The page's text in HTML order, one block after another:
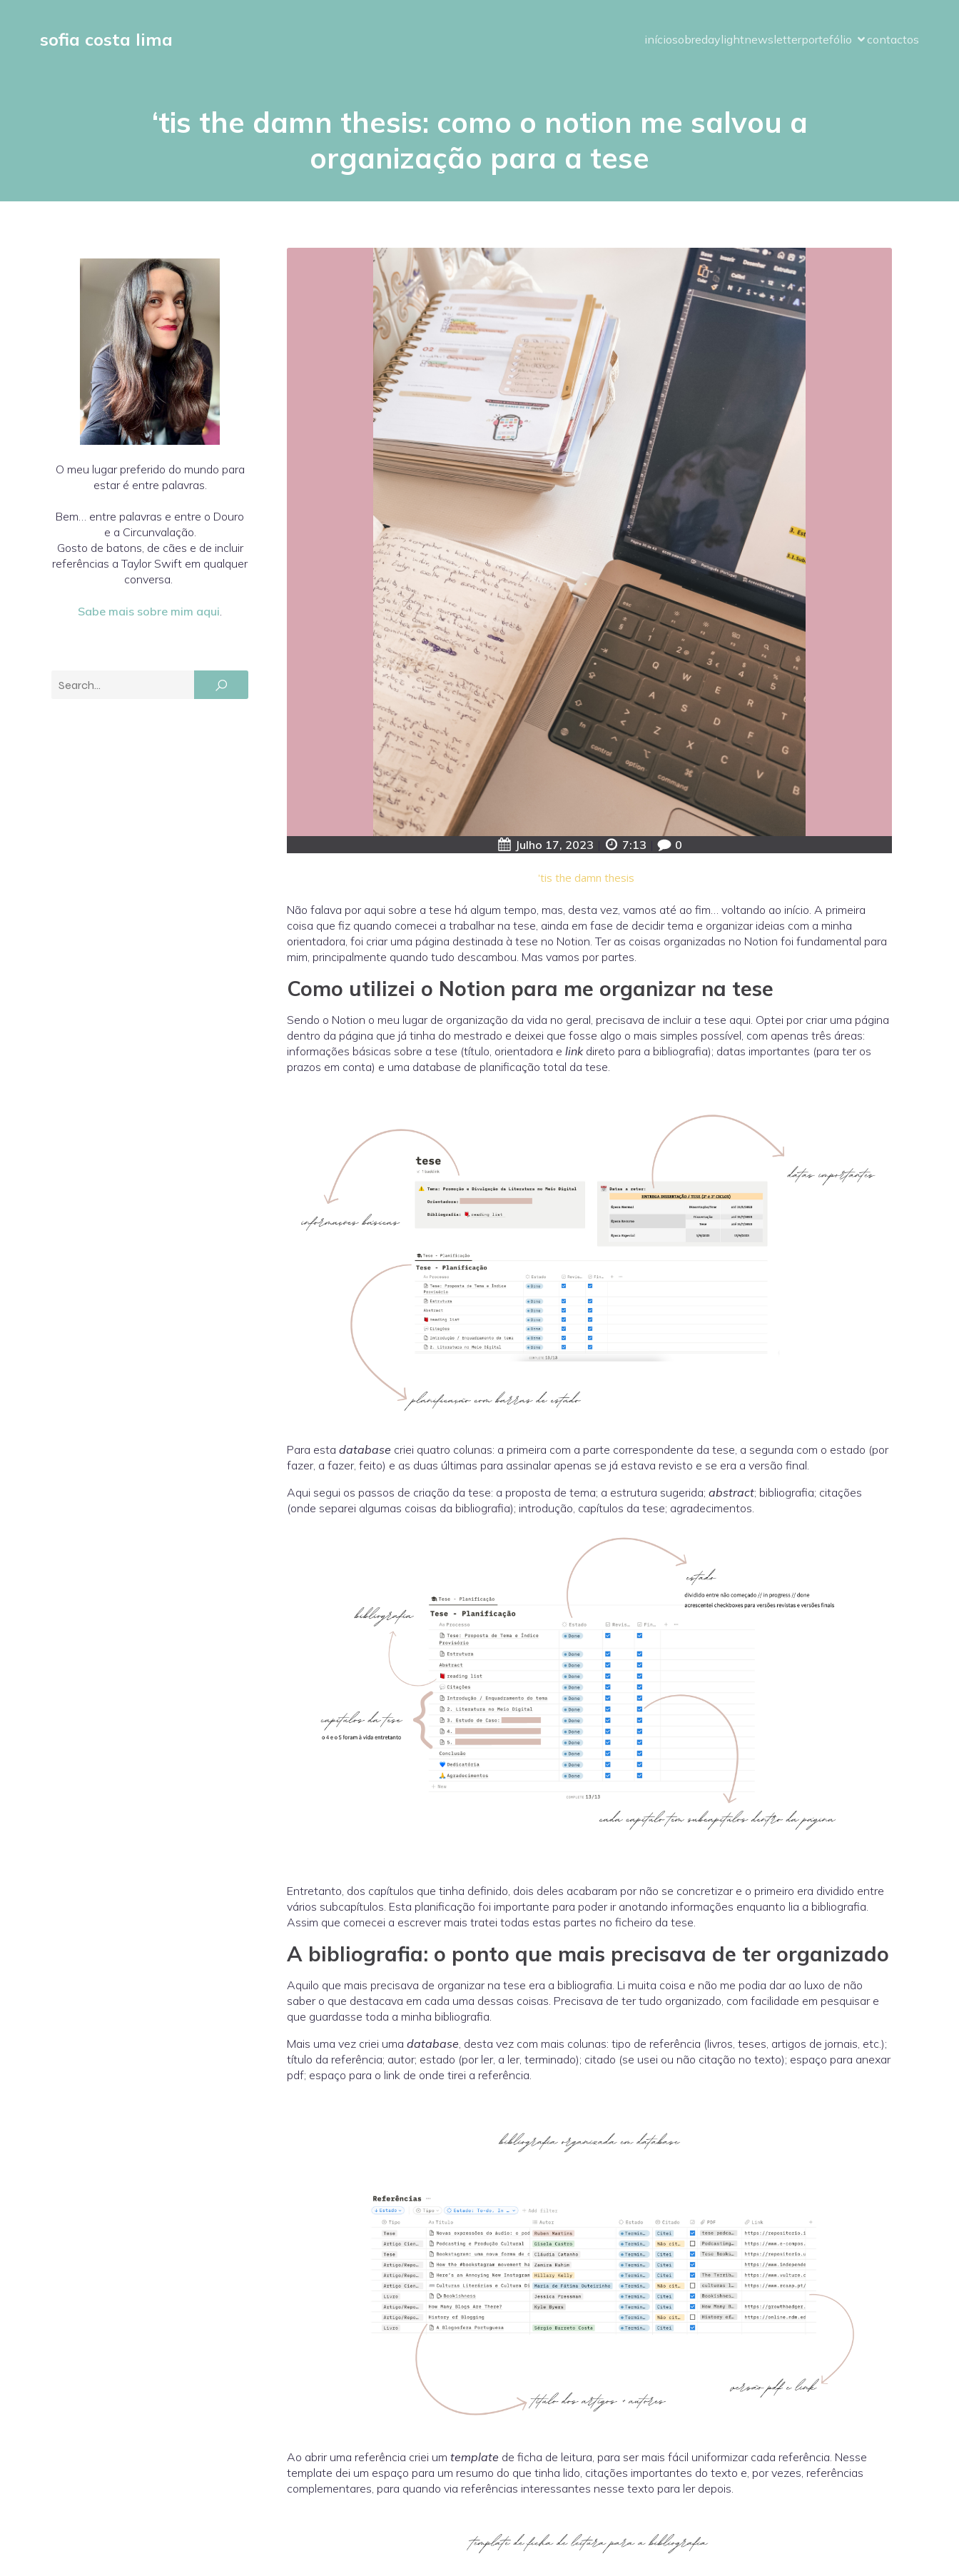
sofia costa lima iníciosobredaylightnewsletterportefólio contactos
‘tis the damn thesis: como o notion me salvou a
organização para a tese
O meu lugar preferido do mundo para
estar é entre palavras.
Bem… entre palavras e entre o Douro
e a Circunvalação.
Gosto de batons, de cães e de incluir
referências a Taylor Swift em qualquer
conversa.
Sabe mais sobre mim aqui.
Julho 17, 2023 7:13 0
'tis the damn thesis
Não falava por aqui sobre a tese há algum tempo, mas, desta vez, vamos até ao fim… voltando ao início. A primeira
coisa que fiz quando comecei a trabalhar na tese, ainda em fase de decidir tema e organizar ideias com a minha
orientadora, foi criar uma página destinada à tese no Notion. Ter as coisas organizadas no Notion foi fundamental para
mim, principalmente quando tudo descambou. Mas vamos por partes.
Como utilizei o Notion para me organizar na tese
Sendo o Notion o meu lugar de organização da vida no geral, precisava de incluir a tese aqui. Optei por criar uma página
dentro da página que já tinha do mestrado e deixei que fosse algo o mais simples possível, com apenas três áreas:
informações básicas sobre a tese (título, orientadora e linkdireto para a bibliografia); datas importantes (para ter os
prazos em conta) e uma database de planificação total da tese.
Para esta database criei quatro colunas: a primeira com a parte correspondente da tese, a segunda com o estado (por
fazer, a fazer, feito) e as duas últimas para assinalar apenas se já estava revisto e se era a versão final.
Aqui segui os passos de criação da tese: a proposta de tema; a estrutura sugerida; abstract; bibliografia; citações
(onde separei algumas coisas da bibliografia); introdução, capítulos da tese; agradecimentos.
Entretanto, dos capítulos que tinha definido, dois deles acabaram por não se concretizar e o primeiro era dividido entre
vários subcapítulos. Esta planificação foi importante para poder ir anotando informações enquanto lia a bibliografia.
Assim que comecei a escrever mais tratei todas estas partes no ficheiro da tese.
A bibliografia: o ponto que mais precisava de ter organizado
Aquilo que mais precisava de organizar na tese era a bibliografia. Li muita coisa e não me podia dar ao luxo de não
saber o que destacava em cada uma dessas coisas. Precisava de ter tudo organizado, com facilidade em pesquisar e
que guardasse toda a minha bibliografia.
Mais uma vez criei uma database , desta vez com mais colunas: tipo de referência (livros, teses, artigos de jornais, etc.);
título da referência; autor; estado (por ler, a ler, terminado); citado (se usei ou não citação no texto); espaço para anexar
pdf; espaço para o link de onde tirei a referência.
Ao abrir uma referência criei um template de ficha de leitura, para ser mais fácil uniformizar cada referência. Nesse
template dei um espaço para um resumo do que tinha lido, citações importantes do texto e, por vezes, referências
complementares, para quando via referências interessantes nesse texto para ler depois.